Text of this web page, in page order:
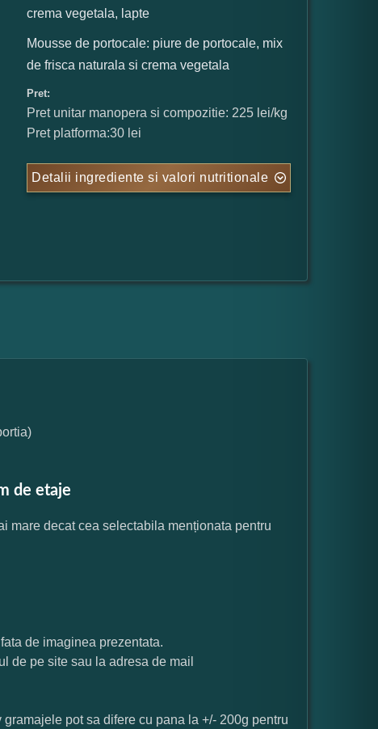
crema vegetala, lapte
Mousse de portocale: piure de portocale, mix
de frisca naturala si crema vegetala
Pret:
Pret unitar manopera si compozitie: 225 lei/kg
Pret platforma:30 lei
Detalii ingrediente si valori nutritionale
de etaje
mare decat cea selectabila menționata pentru
de imaginea prezentata.
de pe site sau la adresa de mail
pot sa difere cu pana la +/- 200g pentru